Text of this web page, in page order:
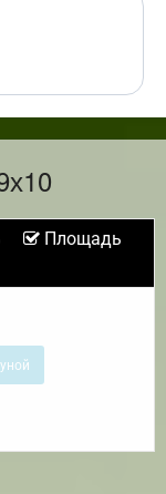
Площадь